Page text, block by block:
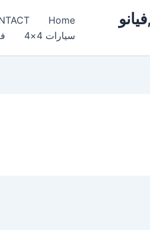
ايجار,سيارات,مرسيدس,فخمة,فارهه,فان,H1,فيانو
Home
سيارات 4×4